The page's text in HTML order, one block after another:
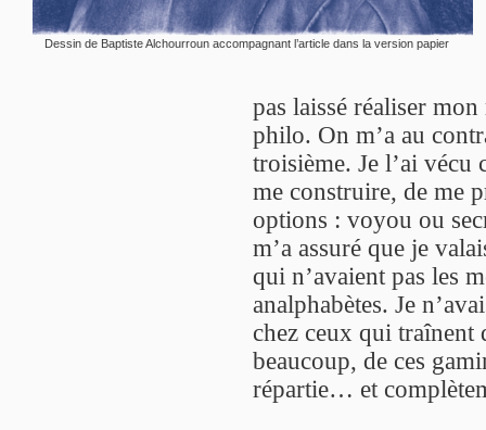
Dessin de Baptiste Alchourroun accompagnant l’article dans la version papier
pas laissé réaliser
philo. On m’a au
troisième. Je l’ai vécu
me construire, de me
options : voyou ou
m’a assuré que je
qui n’avaient pas les
analphabètes. Je
chez ceux qui traînent
beaucoup, de ces
répartie… et